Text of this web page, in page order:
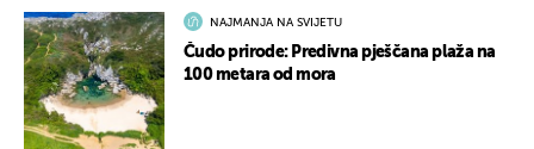
NAJMANJA NA SVIJETU
Čudo prirode: Predivna pješčana plaža na
100 metara od mora